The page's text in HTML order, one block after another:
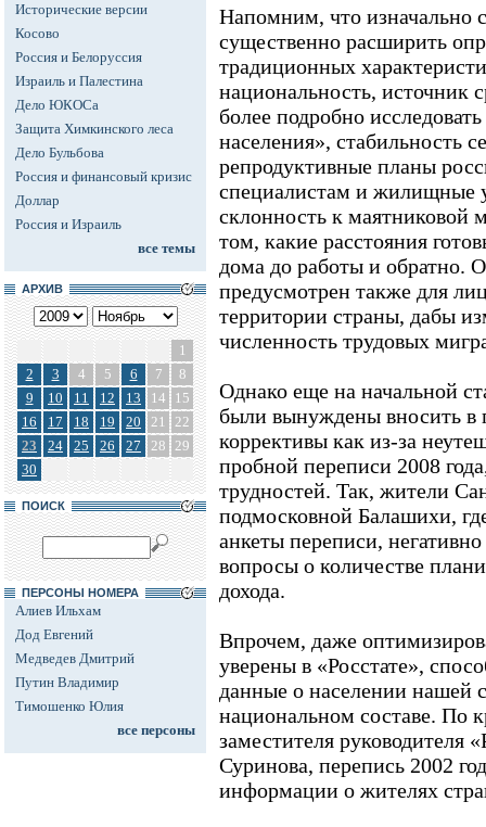
Исторические версии
Косово
Россия и Белоруссия
Израиль и Палестина
Дело ЮКОСа
Защита Химкинского леса
Дело Бульбова
Россия и финансовый кризис
Доллар
Россия и Израиль
все темы
АРХИВ
1
2
3 4 5 6 7
8
9
10 11 12 13 14
15
16
17 18 19 20 21
22
23
24 25 26 27 28 29
30
ПОИСК
ПЕРСОНЫ НОМЕРА
Алиев Ильхам
Дод Евгений
Медведев Дмитрий
Путин Владимир
Тимошенко Юлия
все персоны
Напомним, что изначально
существенно расширить
традиционных
национальность, источник
более подробно
населения», стабильность
репродуктивные планы
специалистам и жилищные
склонность к маятниковой
том, какие расстояния
дома до работы и обратно.
предусмотрен также для
территории страны, дабы
численность трудовых
Однако еще на начальной
были вынуждены вносить в
коррективы как из-за
пробной переписи 2008
трудностей. Так, жители
подмосковной Балашихи,
анкеты переписи,
вопросы о количестве
дохода.
Впрочем, даже
уверены в «Росстате»,
данные о населении нашей
национальном составе. По
заместителя руководителя
Суринова, перепись 2002
информации о жителях